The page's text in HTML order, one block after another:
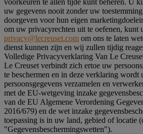
uw gegevens nooit zonder uw
doorgeven voor hun eigen
om uw privacyrechten uit te oefenen, kunt
privacy@lecreuset.com om ons te laten
dienst kunnen zijn en wij zullen tijdig
Volledige Privacyverklaring Van Le
Le Creuset verbindt zich ertoe uw
te beschermen en in deze verklaring
persoonsgegevens verzamelen en
met de EU-wetgeving inzake
van de EU Algemene Verordening
2016/679) en de wet inzake
toepassing is in uw land, gebied of locatie
"Gegevensbeschermingswetten").